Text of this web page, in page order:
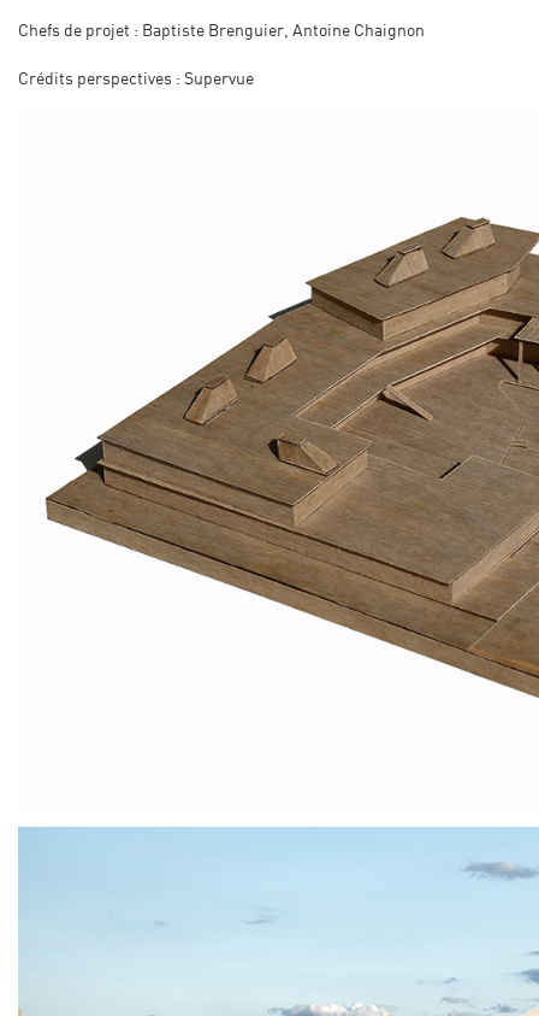
Chefs de projet : Baptiste Brenguier, Antoine Chaignon
Crédits perspectives : Supervue